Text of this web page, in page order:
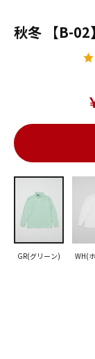
秋冬 【B-02
GR(グリーン) WH(